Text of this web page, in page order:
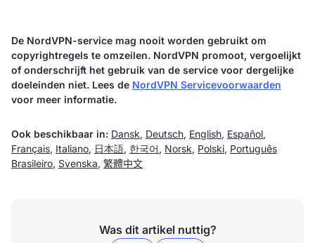
De NordVPN-service mag nooit worden gebruikt om
copyrightregels te omzeilen. NordVPN promoot, vergoelijkt
of onderschrijft het gebruik van de service voor dergelijke
doeleinden niet. Lees de NordVPN Servicevoorwaarden
voor meer informatie.
Ook beschikbaar in: Dansk, Deutsch, English, Español,
Français, Italiano, 日本語, 한국어 , Norsk, Polski, Português
Brasileiro, Svenska, 繁體中文
Was dit artikel nuttig?